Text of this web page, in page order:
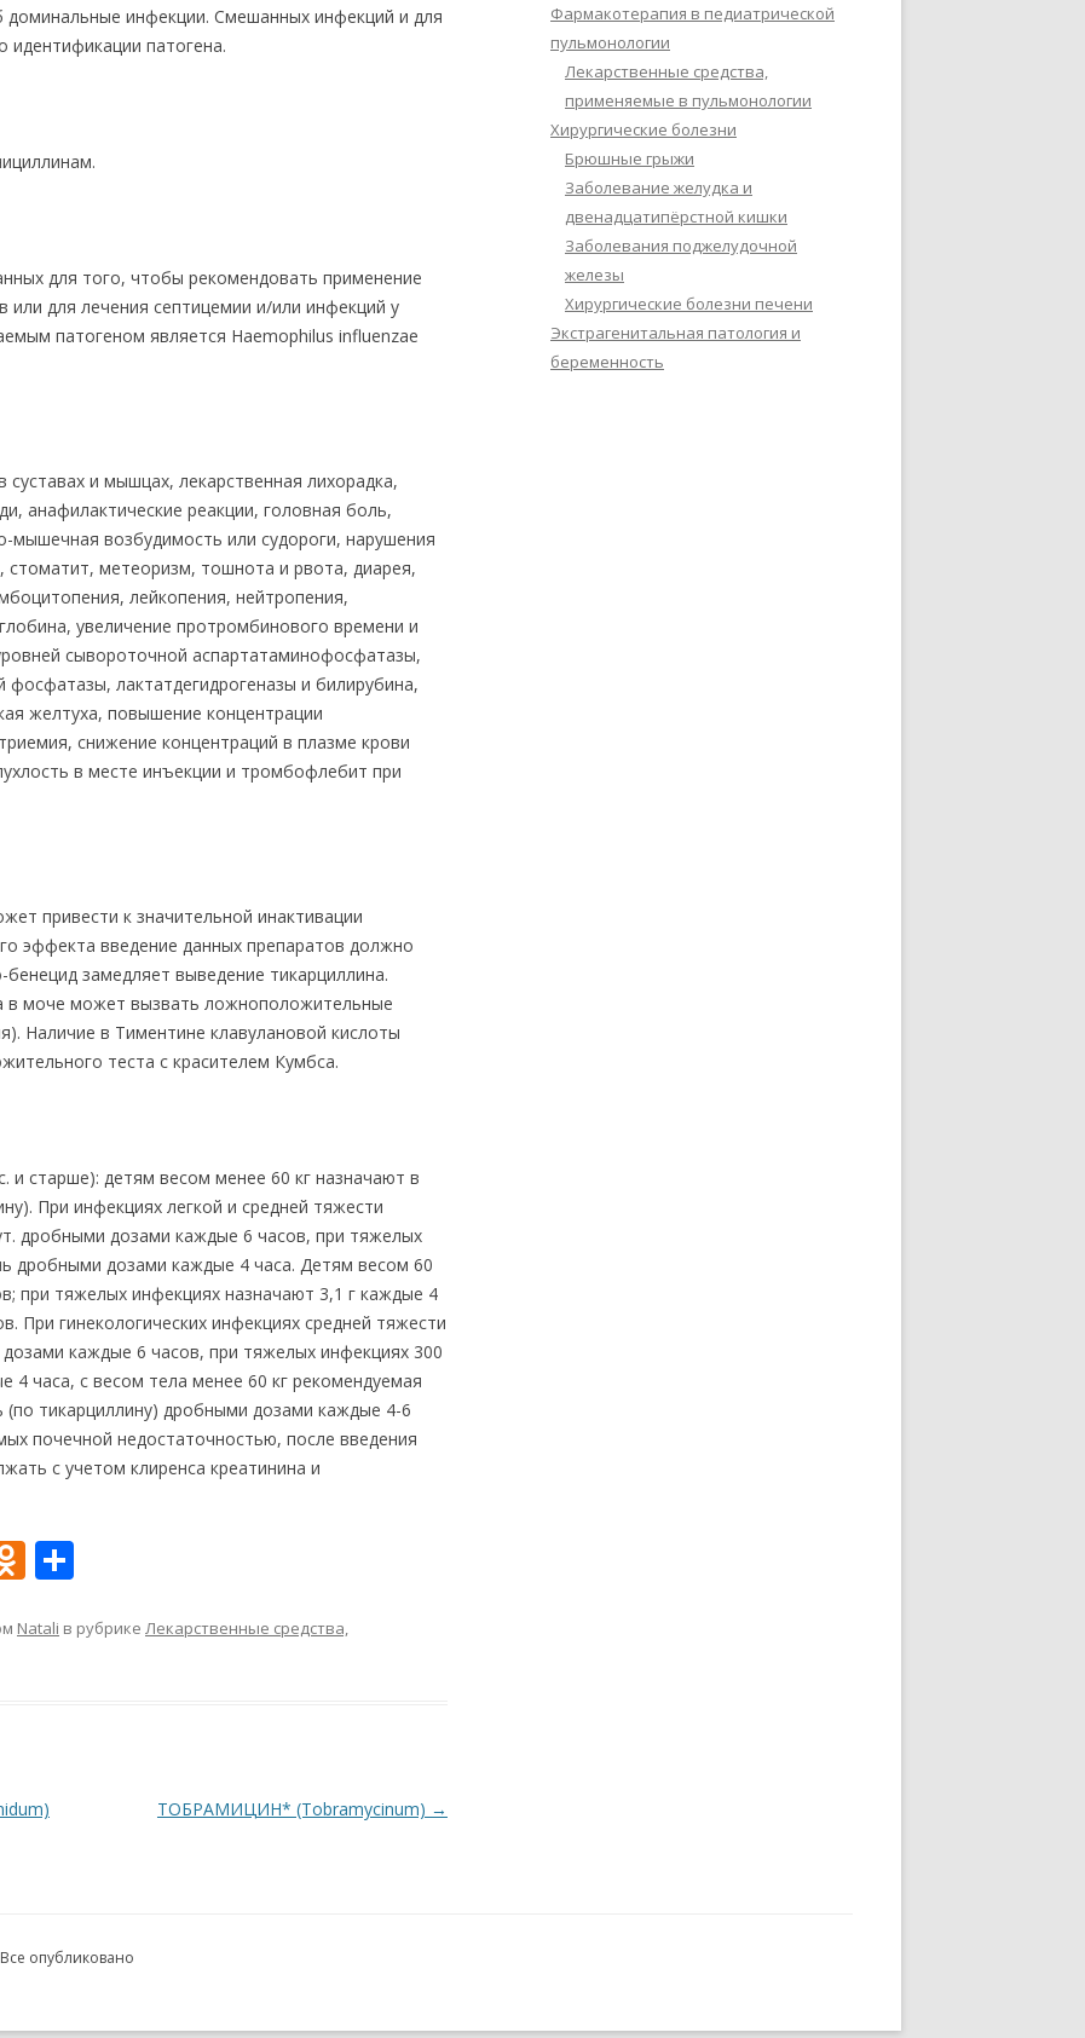
доминальные инфекции. Смешанных инфекций и для
идентификации патогена.
для того, чтобы рекомендовать применение
для лечения септицемии и/или инфекций у
патогеном является Haemophilus influenzae
и мышцах, лекарственная лихорадка,
анафилактические реакции, головная боль,
возбудимость или судороги, нарушения
метеоризм, тошнота и рвота, диарея,
лейкопения, нейтропения,
увеличение протромбинового времени и
сывороточной аспартатаминофосфатазы,
лактатдегидрогеназы и билирубина,
желтуха, повышение концентрации
снижение концентраций в плазме крови
в месте инъекции и тромбофлебит при
привести к значительной инактивации
эффекта введение данных препаратов должно
замедляет выведение тикарциллина.
в моче может вызвать ложноположительные
Наличие в Тиментине клавулановой кислоты
теста с красителем Кумбса.
и старше): детям весом менее 60 кг назначают в
При инфекциях легкой и средней тяжести
дробными дозами каждые 6 часов, при тяжелых
дробными дозами каждые 4 часа. Детям весом 60
при тяжелых инфекциях назначают 3,1 г каждые 4
При гинекологических инфекциях средней тяжести
каждые 6 часов, при тяжелых инфекциях 300
4 часа, с весом тела менее 60 кг рекомендуемая
(по тикарциллину) дробными дозами каждые 4-6
почечной недостаточностью, после введения
с учетом клиренса креатинина и
O
n
s
ni
п
Natali в рубрике Лекарственные средства,
ТОБРАМИЦИН* (Tobramycinum) →
Фармакотерапия в педиатрической
пульмонологии
Лекарственные средства,
применяемые в пульмонологии
Хирургические болезни
Брюшные грыжи
Заболевание желудка и
двенадцатипёрстной кишки
Заболевания поджелудочной
железы
Хирургические болезни печени
Экстрагенитальная патология и
беременность
опубликовано